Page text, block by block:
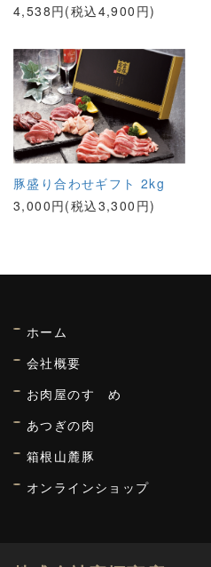
4,538円(税込4,900円)
豚盛り合わせギフト 2kg
3,000円(税込3,300円)
ホーム
会社概要
お肉屋のすゝめ
あつぎの肉
箱根山麓豚
オンラインショップ